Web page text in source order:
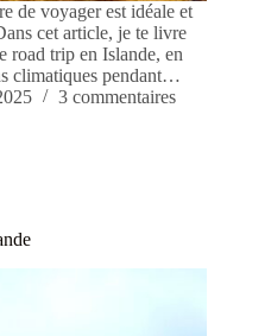
de voyager est idéale et
cet article, je te livre
road trip en Islande, en
climatiques pendant…
3 commentaires